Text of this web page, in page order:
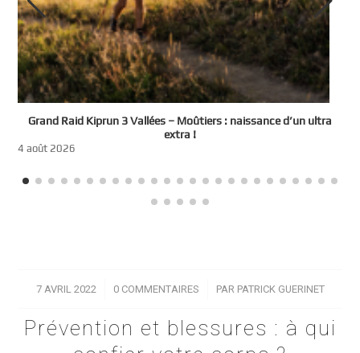
Grand Raid Kiprun 3 Vallées – Moûtiers : naissance d’un ultra
extra !
4 août 2026
7 AVRIL 2022
/ 0 COMMENTAIRES
/ PAR PATRICK GUERINET
Prévention et blessures : à qui